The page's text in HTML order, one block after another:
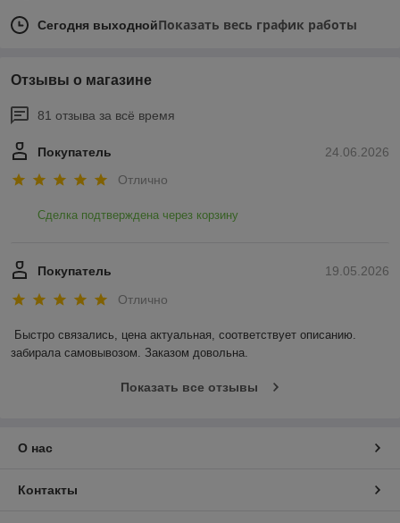
Сегодня выходнойПоказать весь график работы
Отзывы о магазине
81 отзыва за всё время
24.06.2026
Покупатель
Отлично
Сделка подтверждена через корзину
19.05.2026
Покупатель
Отлично
Быстро связались, цена актуальная, соответствует описанию.
забирала самовывозом. Заказом довольна.
Показать все отзывы
О нас
Контакты